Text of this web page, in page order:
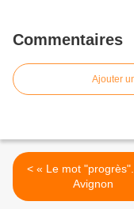
Commentaires
Ajouter
< « Le mot "progrès"... » à
Avignon